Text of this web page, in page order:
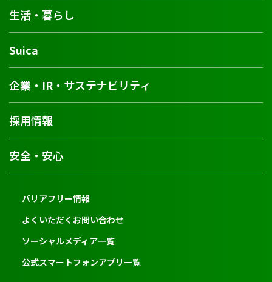
生活・暮らし
Suica
企業・IR・サステナビリティ
採用情報
安全・安心
バリアフリー情報
よくいただくお問い合わせ
ソーシャルメディア一覧
公式スマートフォンアプリ一覧